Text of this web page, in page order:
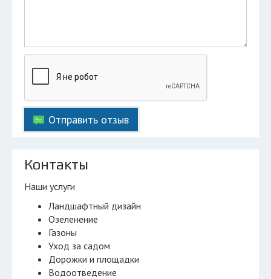
Отправить отзыв
Контакты
Наши услуги
Ландшафтный дизайн
Озеленение
Газоны
Уход за садом
Дорожки и площадки
Водоотведение